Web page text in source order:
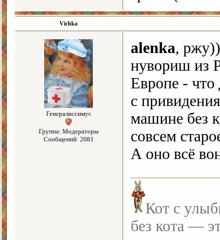
Vichka
Генералиссимус
Группа: Модераторы
Сообщений: 2081
alenka,
нувориш из
Европе - что
с
машине без
совсем
А оно всё
Кот с
без кота —